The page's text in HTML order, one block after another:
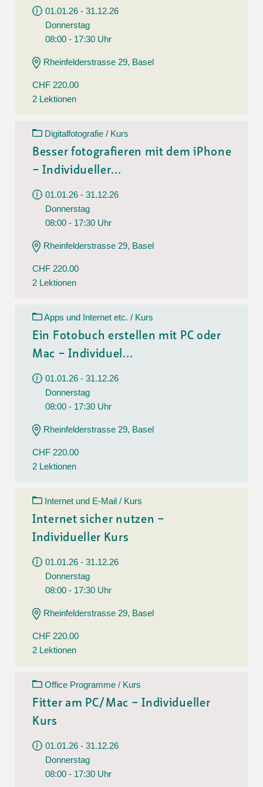
01.01.26 - 31.12.26
Donnerstag
08:00 - 17:30 Uhr
Rheinfelderstrasse 29, Basel
CHF 220.00
2 Lektionen
Digitalfotografie / Kurs
Besser fotografieren mit dem iPhone
– Individueller...
01.01.26 - 31.12.26
Donnerstag
08:00 - 17:30 Uhr
Rheinfelderstrasse 29, Basel
CHF 220.00
2 Lektionen
Apps und Internet etc. / Kurs
Ein Fotobuch erstellen mit PC oder
Mac – Individuel...
01.01.26 - 31.12.26
Donnerstag
08:00 - 17:30 Uhr
Rheinfelderstrasse 29, Basel
CHF 220.00
2 Lektionen
Internet und E-Mail / Kurs
Internet sicher nutzen –
Individueller Kurs
01.01.26 - 31.12.26
Donnerstag
08:00 - 17:30 Uhr
Rheinfelderstrasse 29, Basel
CHF 220.00
2 Lektionen
Office Programme / Kurs
Fitter am PC/Mac – Individueller
Kurs
01.01.26 - 31.12.26
Donnerstag
08:00 - 17:30 Uhr